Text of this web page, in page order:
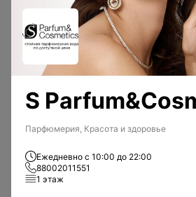
S
Парфюмерия, Красота и здоровье
Ежедневно с 10:00 до 22:00
88002011551
1 этаж